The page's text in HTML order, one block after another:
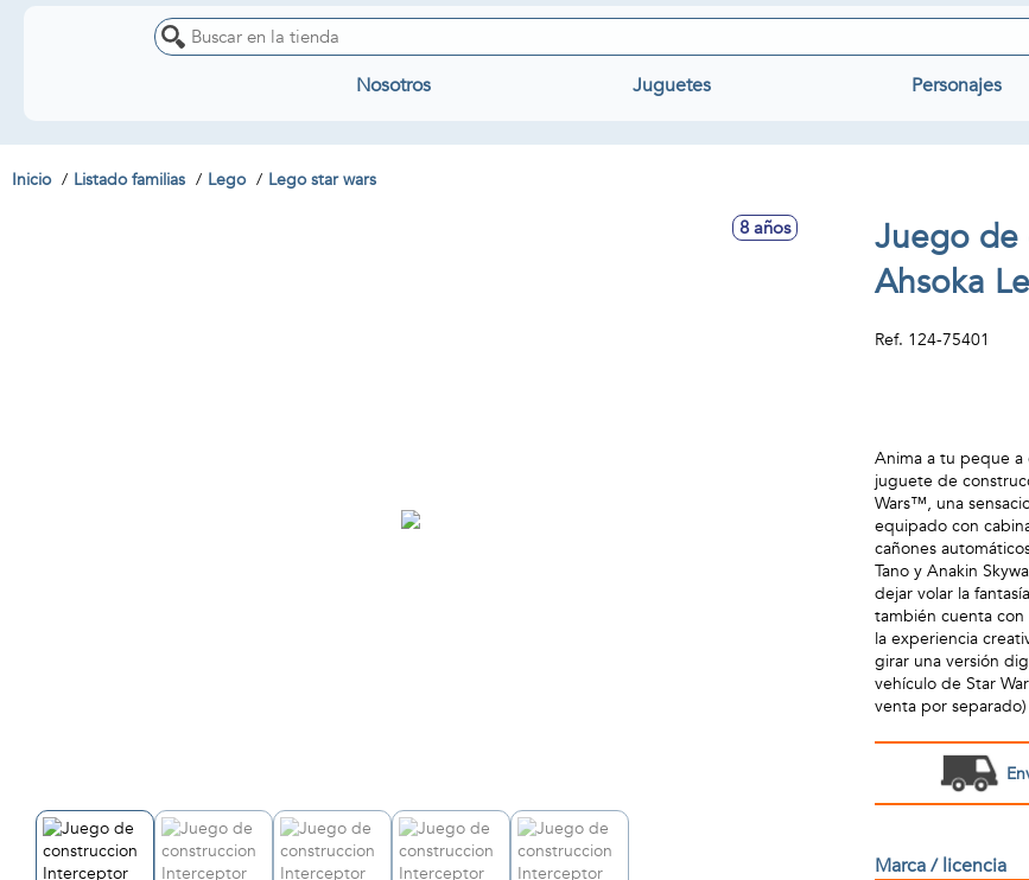
Nosotros Juguetes Personajes
Inicio Listado familias Lego Lego star wars
8 años
Juego de
Ahsoka
Ref. 124-75401
Anima a tu peque a
juguete de
Wars™, una
equipado con
cañones
Tano y Anakin
dejar volar la
también cuenta con
la experiencia
girar una versión
vehículo de Star
venta por
Marca / licencia